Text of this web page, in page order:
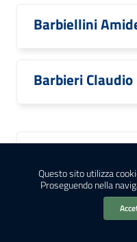
Questo sito utilizza
Proseguendo nella
Barbiellini
Barbieri Claudio
Barbieri Daniela